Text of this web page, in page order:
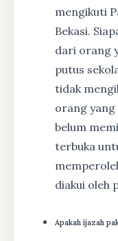
mengikuti
Bekasi.
dari orang
putus
tidak
orang yang
belum
terbuka
diakui oleh
Apakah ijazah